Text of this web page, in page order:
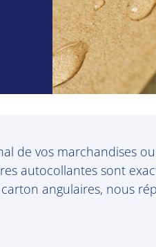
de vos marchandises
autocollantes sont
angulaires, nous